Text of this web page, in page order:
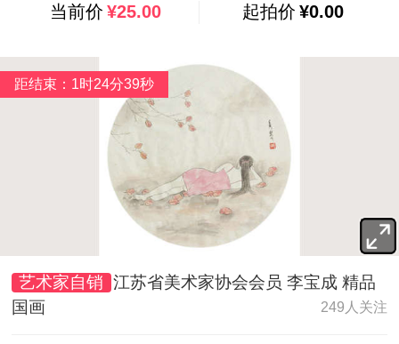
当前价 ¥25.00 起拍价 ¥0.00
艺术家自销 江苏省美术家协会会员 李宝成 精品
国画
249人关注
距结束：1时24分37秒